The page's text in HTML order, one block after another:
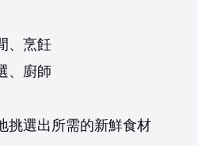
、烹飪
、廚師
挑選出所需的新鮮食材